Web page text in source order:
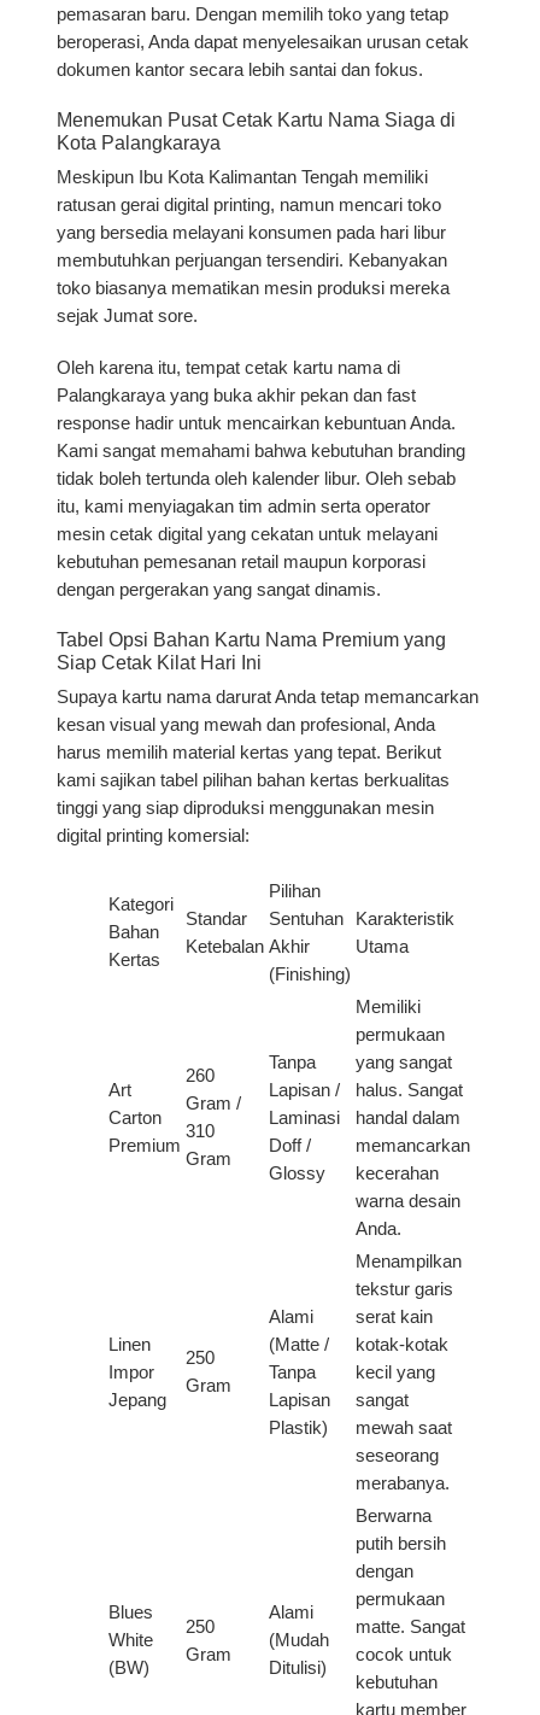
pemasaran baru. Dengan memilih toko yang tetap
beroperasi, Anda dapat menyelesaikan urusan cetak
dokumen kantor secara lebih santai dan fokus.
Menemukan Pusat Cetak Kartu Nama Siaga di
Kota Palangkaraya
Meskipun Ibu Kota Kalimantan Tengah memiliki
ratusan gerai digital printing, namun mencari toko
yang bersedia melayani konsumen pada hari libur
membutuhkan perjuangan tersendiri. Kebanyakan
toko biasanya mematikan mesin produksi mereka
sejak Jumat sore.
Oleh karena itu,tempat cetak kartu nama di
Palangkaraya yang buka akhir pekan dan fast
response hadir untuk mencairkan kebuntuan Anda.
Kami sangat memahami bahwa kebutuhan branding
tidak boleh tertunda oleh kalender libur. Oleh sebab
itu, kami menyiagakan tim admin serta operator
mesin cetak digital yang cekatan untuk melayani
kebutuhan pemesanan retail maupun korporasi
dengan pergerakan yang sangat dinamis.
Tabel Opsi Bahan Kartu Nama Premium yang
Siap Cetak Kilat Hari Ini
Supaya kartu nama darurat Anda tetap memancarkan
kesan visual yang mewah dan profesional, Anda
harus memilih material kertas yang tepat. Berikut
kami sajikan tabel pilihan bahan kertas berkualitas
tinggi yang siap diproduksi menggunakan mesin
digital printing komersial:
Kategori
Bahan
Kertas
Standar
Ketebalan
Pilihan
Sentuhan
Akhir
(Finishing)
Karakteristik
Utama
Art
Carton
Premium
260
Gram /
310
Gram
Tanpa
Lapisan /
Laminasi
Doff /
Glossy
Memiliki
permukaan
yang sangat
halus. Sangat
handal dalam
memancarkan
kecerahan
warna desain
Anda.
Linen
Impor
Jepang
250
Gram
Alami
(Matte /
Tanpa
Lapisan
Plastik)
Menampilkan
tekstur garis
serat kain
kotak-kotak
kecil yang
sangat
mewah saat
seseorang
merabanya.
Blues
White
(BW)
250
Gram
Alami
(Mudah
Ditulisi)
Berwarna
putih bersih
dengan
permukaan
matte. Sangat
cocok untuk
kebutuhan
kartu member